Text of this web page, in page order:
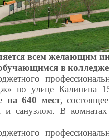
всем желающим
в колледже
по улице Калинина
на 640 мест,
санузлом. В